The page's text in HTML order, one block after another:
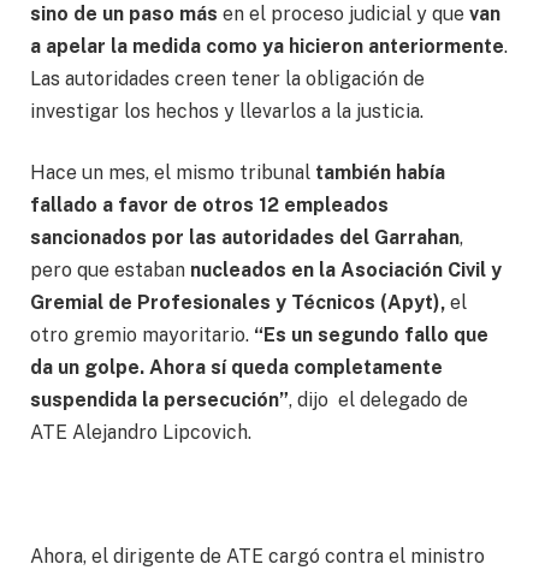
sino de un paso más en el proceso judicial y que van
a apelar la medida como ya hicieron anteriormente.
Las autoridades creen tener la obligación de
investigar los hechos y llevarlos a la justicia.
Hace un mes, el mismo tribunal también había
fallado a favor de otros 12 empleados
sancionados por las autoridades del Garrahan,
pero que estaban nucleados en la Asociación Civil y
Gremial de Profesionales y Técnicos (Apyt), el
otro gremio mayoritario. “Es un segundo fallo que
da un golpe. Ahora sí queda completamente
suspendida la persecución”, dijo el delegado de
ATE Alejandro Lipcovich.
Ahora, el dirigente de ATE cargó contra el ministro